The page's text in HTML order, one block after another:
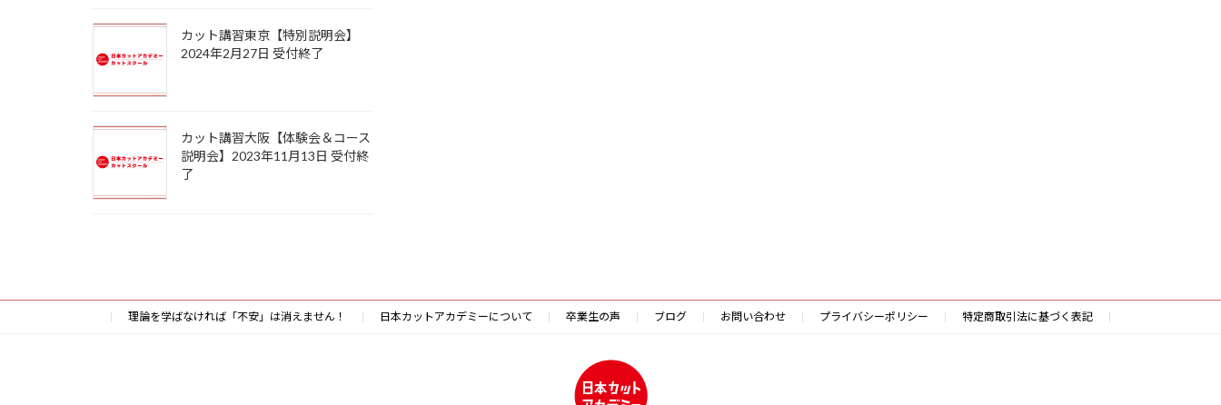
カット講習東京【特別説明会】
2024年2月27日 受付終了
カット講習大阪【体験会＆コース
説明会】2023年11月13日 受付終
了
理論を学ばなければ「不安」は消えません！ 日本カットアカデミーについて 卒業生の声 ブログ お問い合わせ プライバシーポリシー 特定商取引法に基づく表記